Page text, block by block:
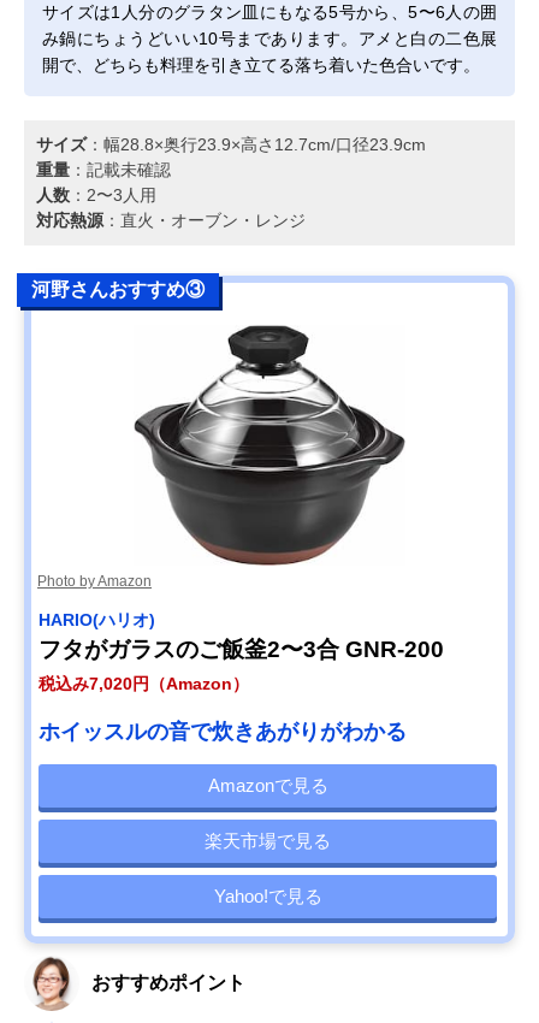
サイズは1人分のグラタン皿にもなる5号から、5〜6人の囲
み鍋にちょうどいい10号まであります。アメと白の二色展
開で、どちらも料理を引き立てる落ち着いた色合いです。
サイズ：幅28.8×奥行23.9×高さ12.7cm/口径23.9cm
重量 ：記載未確認
人数 ：2〜3人用
対応熱源 ：直火・オーブン・レンジ
河野さんおすすめ③
Photo by Amazon
HARIO(ハリオ)
フタがガラスのご飯釜2〜3合 GNR-200
税込み7,020円（Amazon）
ホイッスルの音で炊きあがりがわかる
Amazonで見る
楽天市場で見る
Yahoo!で見る
おすすめポイント